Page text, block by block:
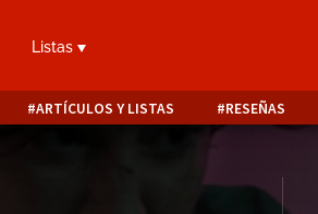
Listas
ARTÍCULOS Y LISTAS RESEÑAS